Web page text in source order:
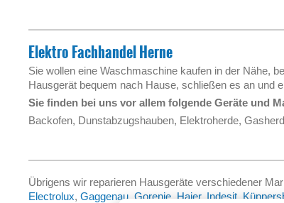
Elektro Fachhandel Herne
Sie wollen eine Waschmaschine kaufen in der Nähe,
Hausgerät bequem nach Hause, schließen es an und
Sie finden bei uns vor allem folgende Geräte und
Backofen, Dunstabzugshauben, Elektroherde,
Übrigens wir reparieren Hausgeräte verschiedener
Electrolux, Gaggenau Gorenje Haier, Indesit